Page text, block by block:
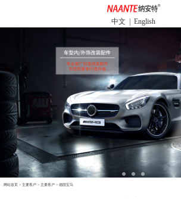
中文 English
网站首页 > 主要客户 > 主要客户 > 德国宝马